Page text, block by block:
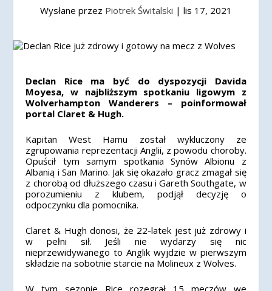
Wysłane przez Piotrek Świtalski | lis 17, 2021
Declan Rice ma być do dyspozycji Davida
Moyesa, w najbliższym spotkaniu ligowym z
Wolverhampton Wanderers – poinformował
portal Claret & Hugh.
Kapitan West Hamu został wykluczony ze
zgrupowania reprezentacji Anglii, z powodu choroby.
Opuścił tym samym spotkania Synów Albionu z
Albanią i San Marino. Jak się okazało gracz zmagał się
z chorobą od dłuższego czasu i Gareth Southgate, w
porozumieniu z klubem, podjął decyzję o
odpoczynku dla pomocnika.
Claret & Hugh donosi, że 22-latek jest już zdrowy i
w pełni sił. Jeśli nie wydarzy się nic
nieprzewidywanego to Anglik wyjdzie w pierwszym
składzie na sobotnie starcie na Molineux z Wolves.
W tym sezonie Rice rozegrał 15 meczów we